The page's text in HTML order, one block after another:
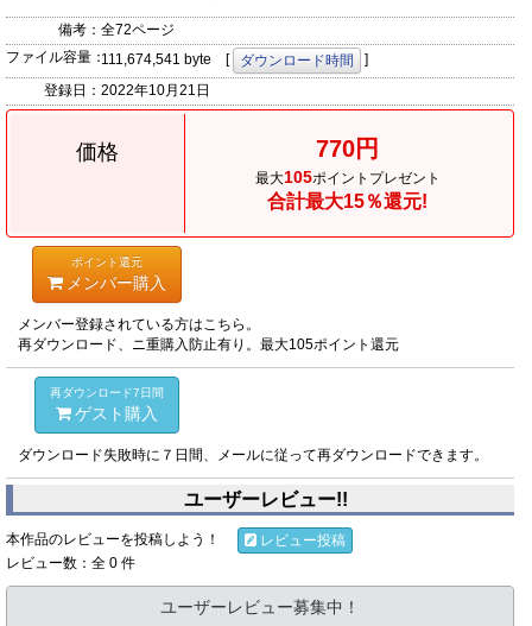
備考： 全72ページ
ファイル容量：111,674,541 byte [ ダウンロード時間
]
登録日： 2022年10月21日
価格 770円
最大105ポイントプレゼント
合計最大15％還元!
ポイント還元
メンバー購入
メンバー登録されている方はこちら。
再ダウンロード、ニ重購入防止有り。最大105ポイント還元
再ダウンロード7日間
ゲスト購入
ダウンロード失敗時に７日間、メールに従って再ダウンロードできます。
ユーザーレビュー!!
本作品のレビューを投稿しよう！
レビュー投稿
レビュー数：全 0 件
ユーザーレビュー募集中！